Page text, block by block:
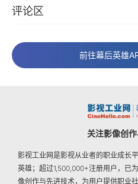
评论区
前往幕后英雄
关注影像创
影视工业网是影视从业者的职业成长
英雄；超过1,500,000+注册用户，已
像创作与先进技术，为用户提供职业